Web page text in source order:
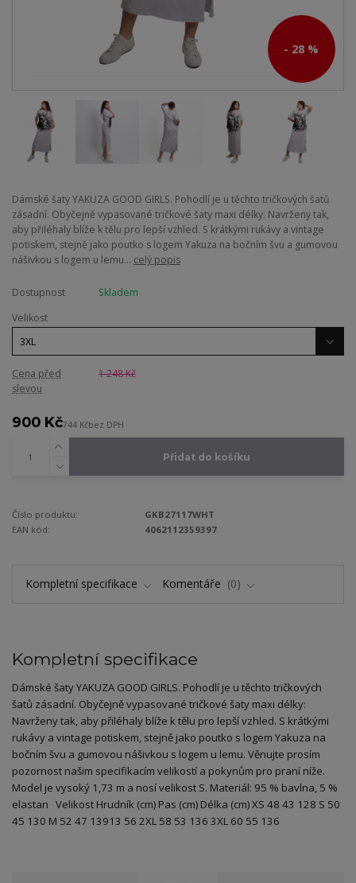
- 28 %
Dámské šaty YAKUZA GOOD GIRLS. Pohodlí je u těchto tričkových šatů
zásadní. Obyčejně vypasované tričkové šaty maxi délky: Navrženy tak,
aby přiléhaly blíže k tělu pro lepší vzhled. S krátkými rukávy a vintage
potiskem, stejně jako poutko s logem Yakuza na bočním švu a gumovou
nášivkou s logem u lemu... celý popis
Dostupnost
Skladem
Velikost
Cena před
slevou
1 248 Kč
900 Kč744 Kčbez DPH
Přidat do košíku
Číslo produktu:
GKB27117WHT
EAN kód:
4062112359397
Kompletní specifikace Komentáře 0
Kompletní specifikace
Dámské šaty YAKUZA GOOD GIRLS. Pohodlí je u těchto tričkových
šatů zásadní. Obyčejně vypasované tričkové šaty maxi délky:
Navrženy tak, aby přiléhaly blíže k tělu pro lepší vzhled. S krátkými
rukávy a vintage potiskem, stejně jako poutko s logem Yakuza na
bočním švu a gumovou nášivkou s logem u lemu. Věnujte prosím
pozornost našim specifikacím velikostí a pokynům pro praní níže.
Model je vysoký 1,73 m a nosí velikost S. Materiál: 95 % bavlna, 5 %
elastan Velikost Hrudník (cm) Pas (cm) Délka (cm) XS 48 43 128 S 50
45 130 M 52 47 13913 56 2XL 58 53 136 3XL 60 55 136